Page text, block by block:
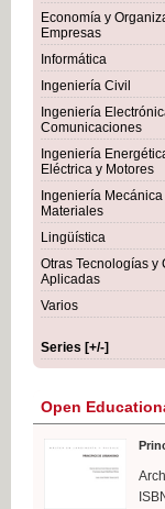
Economía y
Empresas
Informática
Ingeniería Civil
Ingeniería
Comunicaciones
Ingeniería
Eléctrica y Motores
Ingeniería Mecánica
Materiales
Lingüística
Otras Tecnologías y
Aplicadas
Varios
Series [+/-]
Open